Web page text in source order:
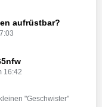
aufrüstbar?
16:42
"Geschwister"